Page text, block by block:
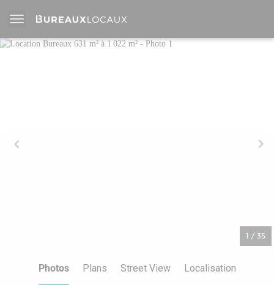
1 / 35
Photos Plans Street View Localisation